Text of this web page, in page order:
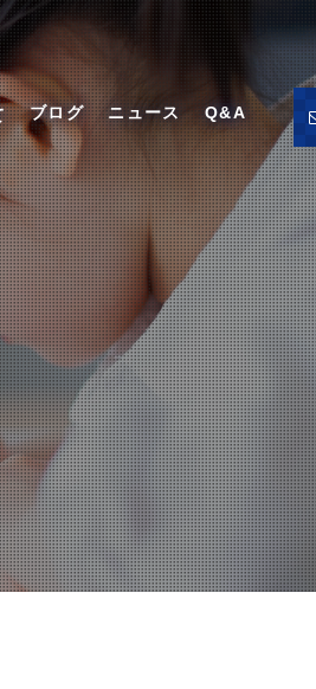
ブログ ニュース Q&A